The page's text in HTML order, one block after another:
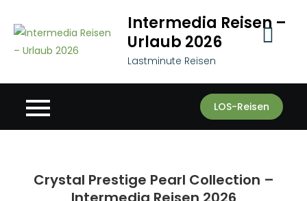
content
Intermedia Reisen –
Urlaub 2026
Lastminute Reisen
LOS-Reisen
Crystal Prestige Pearl Collection –